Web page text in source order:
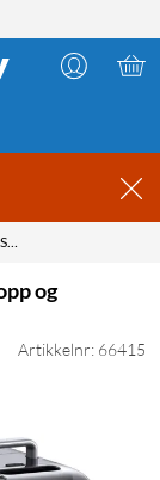
EUFY OMNI E28 ROBOTSTØVSUGER MED MOPP OG BASESTASJON SVART
og
Artikkelnr: 66415